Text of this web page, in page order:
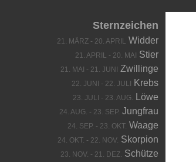
Sternzeichen
21. MÄRZ - 20. APRIL Widder
21. APRIL - 20. MAI Stier
21. MAI - 21. JUNI Zwillinge
22. JUNI - 22. JULI Krebs
23. JULI - 23. AUG. Löwe
24. AUG. - 23. SEP. Jungfrau
24. SEP. - 23. OKT. Waage
24. OKT. - 22. NOV. Skorpion
23. NOV. - 21. DEZ. Schütze